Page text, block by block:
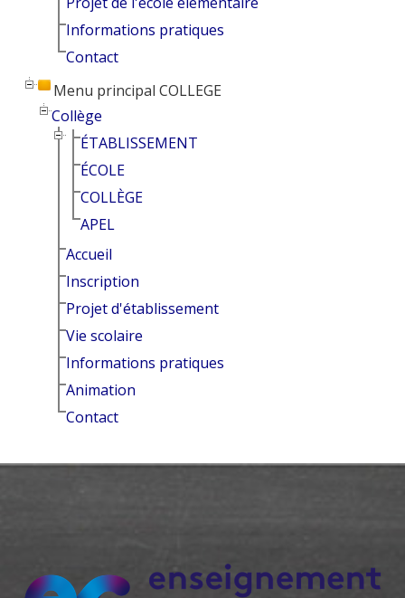
Informations pratiques
Contact
Menu principal COLLEGE
Collège
ÉTABLISSEMENT
ÉCOLE
COLLÈGE
APEL
Accueil
Inscription
Projet d'établissement
Vie scolaire
Informations pratiques
Animation
Contact